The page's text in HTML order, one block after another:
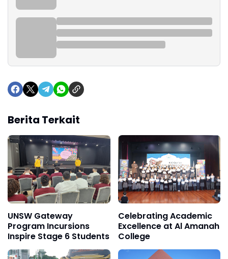
Berita Terkait
UNSW Gateway
Program Incursions
Inspire Stage 6 Students
Celebrating Academic
Excellence at Al Amanah
College